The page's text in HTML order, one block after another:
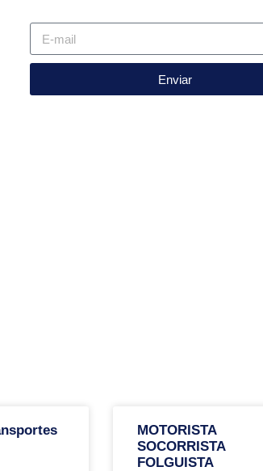
Enviar
MOTORISTA
SOCORRISTA
FOLGUISTA